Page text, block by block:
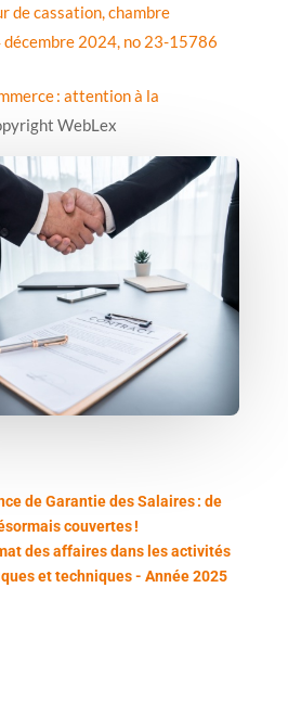
de cassation, chambre
décembre 2024, no 23-15786
: attention à la
WebLex
de Garantie des Salaires : de
couvertes !
des affaires dans les activités
et techniques - Année 2025